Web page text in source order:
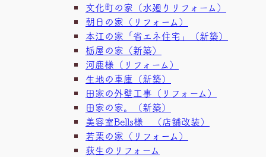
文化町の家（水廻りリフォーム）
朝日の家（リフォーム）
本江の家「省エネ住宅」（新築）
栃屋の家（新築）
河鹿様（リフォーム）
生地の車庫（新築）
田家の外壁工事（リフォーム）
田家の家。（新築）
美容室Bells様 （店舗改装）
若栗の家（リフォーム）
荻生のリフォーム